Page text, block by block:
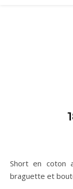
Short en coton avec plis devant, poches aux hanches,
braguette et